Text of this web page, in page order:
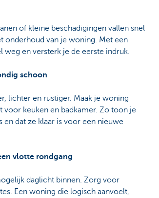
of kleine beschadigingen vallen snel
onderhoud van je woning. Met een
weg en versterk je de eerste indruk.
schoon
lichter en rustiger. Maak je woning
keuken en badkamer. Zo toon je
dat ze klaar is voor een nieuwe
vlotte rondgang
daglicht binnen. Zorg voor
Een woning die logisch aanvoelt,